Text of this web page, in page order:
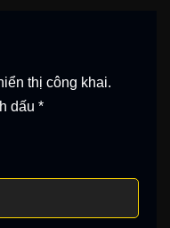
thị công khai.
dấu *